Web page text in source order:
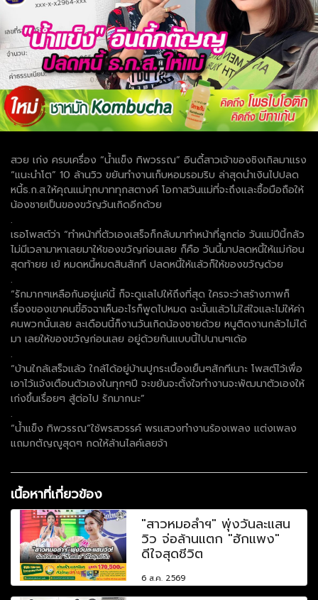
สวย เก่ง ครบเครื่อง “น้ำแข็ง ทิพวรรณ” อินดี้สาวเจ้าของซิงเกิลมาแรง
“แนะนำโต” 10 ล้านวิว ขยันทำงานเก็บหอมรอมริบ ล่าสุดนำเงินไปปลด
หนี้ธ.ก.ส.ให้คุณแม่ทุกบาททุกสตางค์ โอกาสวันแม่ที่จะถึงและซื้อมือถือให้
น้องชายเป็นของขวัญวันเกิดอีกด้วย
.
เธอโพสต์ว่า “ทำหน้าที่ตัวเองเสร็จก็กลับมาทำหน้าที่ลูกต่อ วันแม่ปีนี้กลัว
ไม่มีเวลามาหาเลยมาให้ของขวัญก่อนเลย ก็คือ วันนี้มาปลดหนี้ให้แม่ก้อน
สุดท้ายย เย้ หมดหนี้หมดสินสักที ปลดหนี้ให้แล้วก็ให้ของขวัญด้วย
.
“รักมากๆเหลือกันอยู่แค่นี้ ก็จะดูแลไปให้ถึงที่สุด ใครจะว่าสร้างภาพก็
เรื่องของเขาคนขี้อิจฉาเห็นอะไรก็พูดไปหมด ฉะนั้นแล้วไม่ใส่ใจและไม่ให้ค่า
คนพวกนั้นเลย ละเดือนนี้ก็งานวันเกิดน้องชายด้วย หนูติดงานกลัวไม่ได้
มา เลยให้ของขวัญก่อนเลย อยู่ด้วยกันแบบนี้ไปนานๆเด้อ
.
“บ้านใกล้เสร็จแล้ว ใกล้ได้อยู่บ้านปูกระเบื้องเย็นๆสักทีเนาะ โพสต์ไว้เพื่อ
เอาไว้แจ้งเตือนตัวเองในทุกๆปี จะขยันจะตั้งใจทำงานจะพัฒนาตัวเองให้
เก่งขึ้นเรื่อยๆ สู้ต่อไป รักมากนะ”
.
“น้ำแข็ง ทิพวรรณ”ใช้พรสวรรค์ พรแสวงทำงานร้องเพลง แต่งเพลง
แถมกตัญญูสุดๆ กดให้ล้านไลค์เลยจ้า
เนื้อหาที่เกี่ยวข้อง
"สาวหมอลำฯ" พุ่งวันละแสน
วิว จ่อล้านแตก "ฮักแพง"
ดีใจสุดชีวิต
6 ส.ค. 2569